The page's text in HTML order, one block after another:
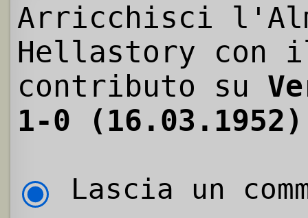
Arricchisci
Hellastory con
contributo su
1-0 (16.03.1952)
Lascia un